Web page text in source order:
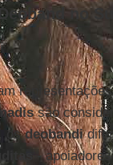
no
são
osdeobandi
-